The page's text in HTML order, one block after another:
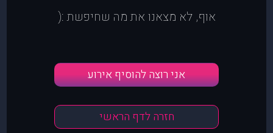
אוף, לא מצאנו את מה שחיפשת :(
אני רוצה להוסיף אירוע
חזרה לדף הראשי